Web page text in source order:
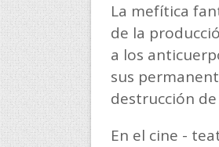
La mefítica
de la
a los
sus
destrucción
En el cine -